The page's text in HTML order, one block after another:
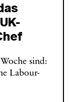
sind:
Labour-